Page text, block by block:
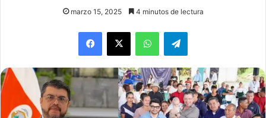
marzo 15, 2025 4 minutos de lectura
WhatsAppTelegram